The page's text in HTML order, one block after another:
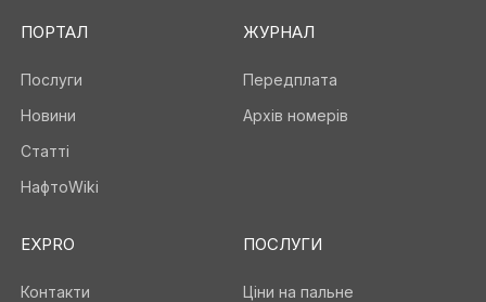
ПОРТАЛ
Послуги
Новини
Статті
НафтоWiki
ЖУРНАЛ
Передплата
Архів номерів
EXPRO
Контакти
ПОСЛУГИ
Ціни на пальне